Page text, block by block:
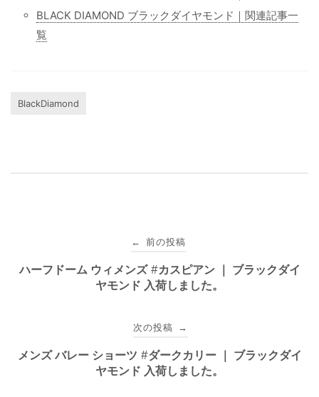
BLACK DIAMOND ブラックダイヤモンド｜関連記事一
覧
BlackDiamond
稿
ゲ
← 前の投稿
ハーフドーム ウィメンズ #カスピアン ｜ ブラックダイ
ヤモンド 入荷しました。
次の投稿 →
メンズ バレー ショーツ #ダークカリー ｜ ブラックダイ
ヤモンド 入荷しました。